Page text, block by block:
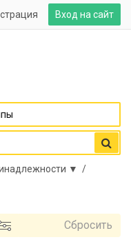
Вход на сайт
▼ /
Сбросить